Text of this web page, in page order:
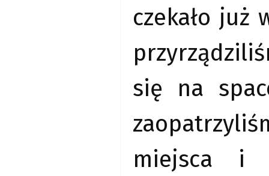
czekało już
się na
miejsca i